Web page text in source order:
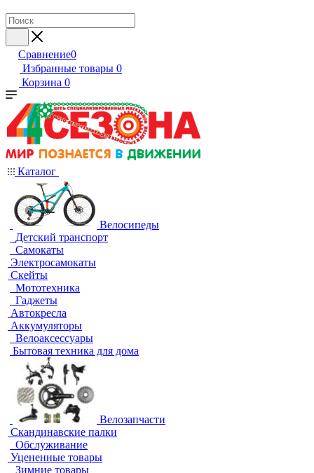
Сравнение0
Избранные товары 0
Корзина 0
Каталог
Велосипеды
Детский транспорт
Самокаты
Электросамокаты
Скейты
Мототехника
Гаджеты
Автокресла
Аккумуляторы
Велоаксессуары
Бытовая техника для дома
Велозапчасти
Скандинавские палки
Обслуживание
Уцененные товары
Зимние товары